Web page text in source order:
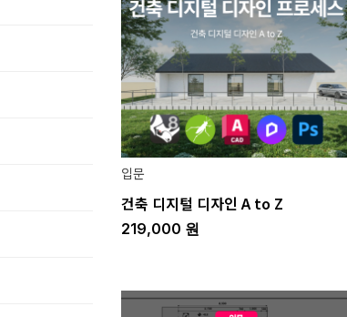
입문
건축 디지털 디자인 A to Z
219,000 원